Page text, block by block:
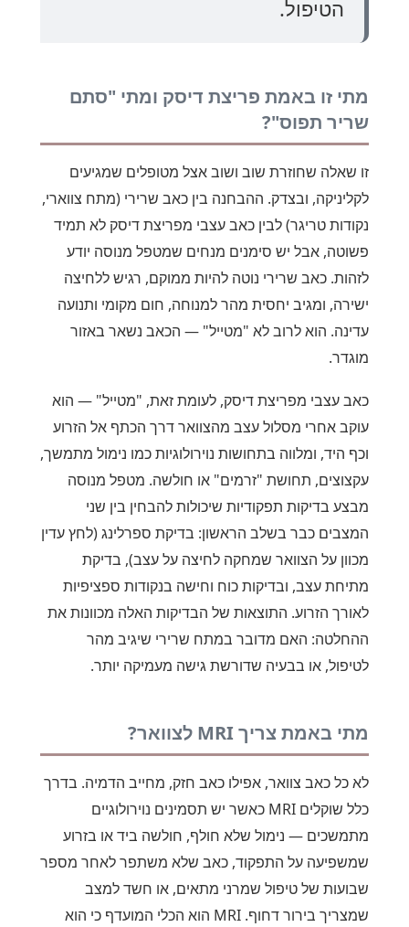
הטיפול.
מתי זו באמת פריצת דיסק ומתי "סתם
שריר תפוס"?
זו שאלה שחוזרת שוב ושוב אצל מטופלים שמגיעים
לקליניקה, ובצדק. ההבחנה בין כאב שרירי (מתח צווארי,
נקודות טריגר) לבין כאב עצבי מפריצת דיסק לא תמיד
פשוטה, אבל יש סימנים מנחים שמטפל מנוסה יודע
לזהות. כאב שרירי נוטה להיות ממוקם, רגיש ללחיצה
ישירה, ומגיב יחסית מהר למנוחה, חום מקומי ותנועה
עדינה. הוא לרוב לא "מטייל" — הכאב נשאר באזור
מוגדר.
כאב עצבי מפריצת דיסק, לעומת זאת, "מטייל" — הוא
עוקב אחרי מסלול עצב מהצוואר דרך הכתף אל הזרוע
וכף היד, ומלווה בתחושות נוירולוגיות כמו נימול מתמשך,
עקצוצים, תחושת "זרמים" או חולשה. מטפל מנוסה
מבצע בדיקות תפקודיות שיכולות להבחין בין שני
המצבים כבר בשלב הראשון: בדיקת ספרלינג (לחץ עדין
מכוון על הצוואר שמחקה לחיצה על עצב), בדיקת
מתיחת עצב, ובדיקות כוח וחישה בנקודות ספציפיות
לאורך הזרוע. התוצאות של הבדיקות האלה מכוונות את
ההחלטה: האם מדובר במתח שרירי שיגיב מהר
לטיפול, או בבעיה שדורשת גישה מעמיקה יותר.
מתי באמת צריך MRI לצוואר?
לא כל כאב צוואר, אפילו כאב חזק, מחייב הדמיה. בדרך
כלל שוקלים MRI כאשר יש תסמינים נוירולוגיים
מתמשכים — נימול שלא חולף, חולשה ביד או בזרוע
שמשפיעה על התפקוד, כאב שלא משתפר לאחר מספר
שבועות של טיפול שמרני מתאים, או חשד למצב
שמצריך בירור דחוף. MRI הוא הכלי המועדף כי הוא